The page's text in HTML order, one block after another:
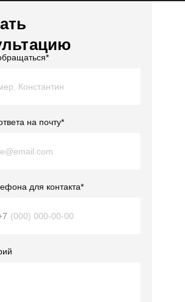
на почту*
для контакта*